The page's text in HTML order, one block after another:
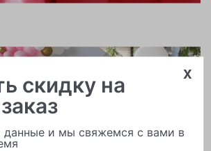
шаров
x
скидку на
данные и мы свяжемся с вами в